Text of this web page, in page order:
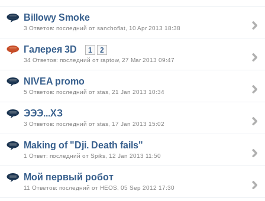
Billowy Smoke
3 Ответов: последний от sanchoflat, 10 Apr 2013 18:38
Галерея 3D 1 2
34 Ответов: последний от raptow, 27 Mar 2013 09:47
NIVEA promo
5 Ответов: последний от stas, 21 Jan 2013 10:34
ЭЭЭ...ХЗ
3 Ответов: последний от stas, 17 Jan 2013 15:02
Making of "Dji. Death fails"
1 Ответ: последний от Spiks, 12 Jan 2013 11:50
Мой первый робот
11 Ответов: последний от HEOS, 05 Sep 2012 17:30